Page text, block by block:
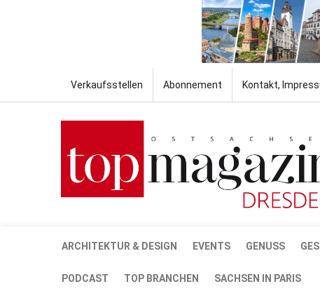
Verkaufsstellen Abonnement Kontakt,
ARCHITEKTUR & DESIGN EVENTS GENUSS
PODCAST TOP BRANCHEN SACHSEN IN PARIS